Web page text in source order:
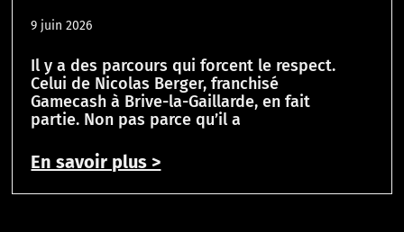
9 juin 2026
Il y a des parcours qui forcent le respect.
Celui de Nicolas Berger, franchisé
Gamecash à Brive-la-Gaillarde, en fait
partie. Non pas parce qu’il a
En savoir plus >